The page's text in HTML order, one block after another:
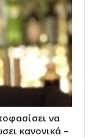
να
κανονικά –